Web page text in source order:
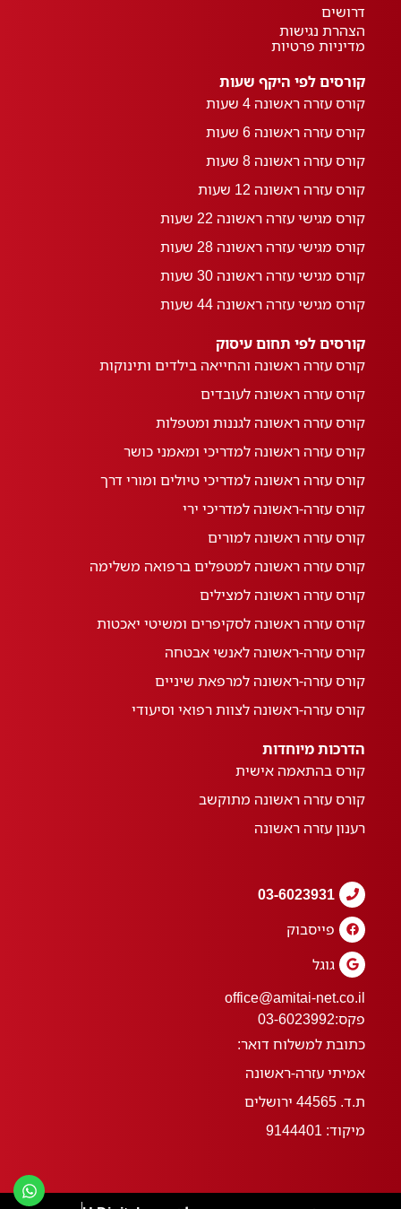
דרושים
הצהרת נגישות
מדיניות פרטיות
קורסים לפי היקף שעות
קורס עזרה ראשונה 4 שעות
קורס עזרה ראשונה 6 שעות
קורס עזרה ראשונה 8 שעות
קורס עזרה ראשונה 12 שעות
קורס מגישי עזרה ראשונה 22 שעות
קורס מגישי עזרה ראשונה 28 שעות
קורס מגישי עזרה ראשונה 30 שעות
קורס מגישי עזרה ראשונה 44 שעות
קורסים לפי תחום עיסוק
קורס עזרה ראשונה והחייאה בילדים ותינוקות
קורס עזרה ראשונה לעובדים
קורס עזרה ראשונה לגננות ומטפלות
קורס עזרה ראשונה למדריכי ומאמני כושר
קורס עזרה ראשונה למדריכי טיולים ומורי דרך
קורס עזרה-ראשונה למדריכי ירי
קורס עזרה ראשונה למורים
קורס עזרה ראשונה למטפלים ברפואה משלימה
קורס עזרה ראשונה למצילים
קורס עזרה ראשונה לסקיפרים ומשיטי יאכטות
קורס עזרה-ראשונה לאנשי אבטחה
קורס עזרה-ראשונה למרפאת שיניים
קורס עזרה-ראשונה לצוות רפואי וסיעודי
הדרכות מיוחדות
קורס בהתאמה אישית
קורס עזרה ראשונה מתוקשב
רענון עזרה ראשונה
03-6023931
פייסבוק
גוגל
office@amitai-net.co.il
פקס:03-6023992
כתובת למשלוח דואר:
אמיתי עזרה-ראשונה
ת.ד. 44565 ירושלים
מיקוד: 9144401